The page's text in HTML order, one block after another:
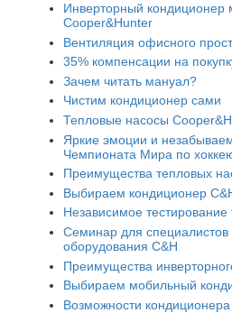
Инверторный кондиционер
Cooper&Hunter
Вентиляция офисного
35% компенсации на
Зачем читать мануал?
Чистим кондиционер сами
Тепловые насосы
Яркие эмоции и
Чемпионата Мира по
Преимущества тепловых
Выбираем кондиционер
Независимое
Семинар для специалистов
оборудования C&H
Преимущества
Выбираем мобильный
Возможности кондиционера